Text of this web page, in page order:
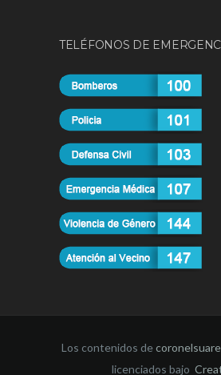
TELÉFONOS DE
Los contenidos de
licenciados bajo